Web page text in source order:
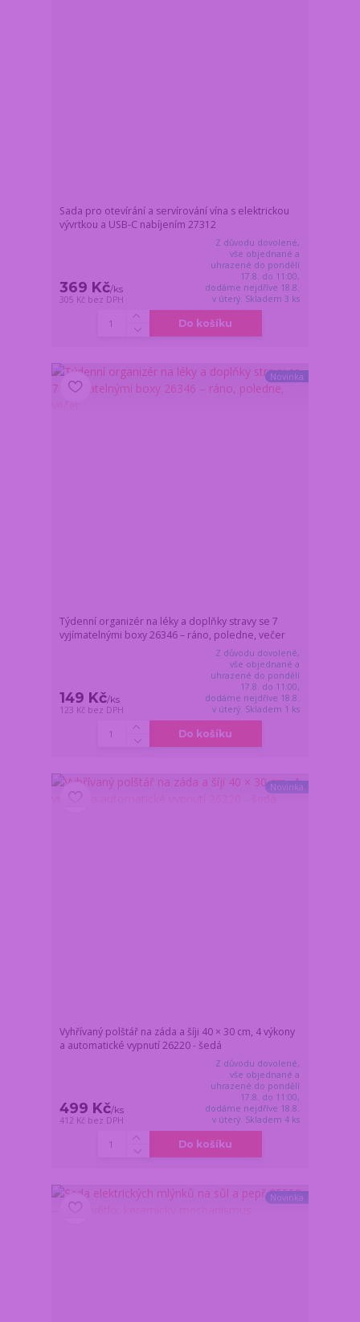
Sada pro otevírání a servírování vína s elektrickou
vývrtkou a USB-C nabíjením 27312
369 Kč/ks
305 Kč bez DPH
Z důvodu dovolené,
vše objednané a
uhrazené do pondělí
17.8. do 11:00,
dodáme nejdříve 18.8.
v úterý. Skladem 3 ks
Do košíku
Novinka
Týdenní organizér na léky a doplňky stravy se 7
vyjímatelnými boxy 26346 – ráno, poledne, večer
149 Kč/ks
123 Kč bez DPH
Z důvodu dovolené,
vše objednané a
uhrazené do pondělí
17.8. do 11:00,
dodáme nejdříve 18.8.
v úterý. Skladem 1 ks
Do košíku
Novinka
Vyhřívaný polštář na záda a šíji 40 × 30 cm, 4 výkony
a automatické vypnutí 26220 - šedá
499 Kč/ks
412 Kč bez DPH
Z důvodu dovolené,
vše objednané a
uhrazené do pondělí
17.8. do 11:00,
dodáme nejdříve 18.8.
v úterý. Skladem 4 ks
Do košíku
Novinka